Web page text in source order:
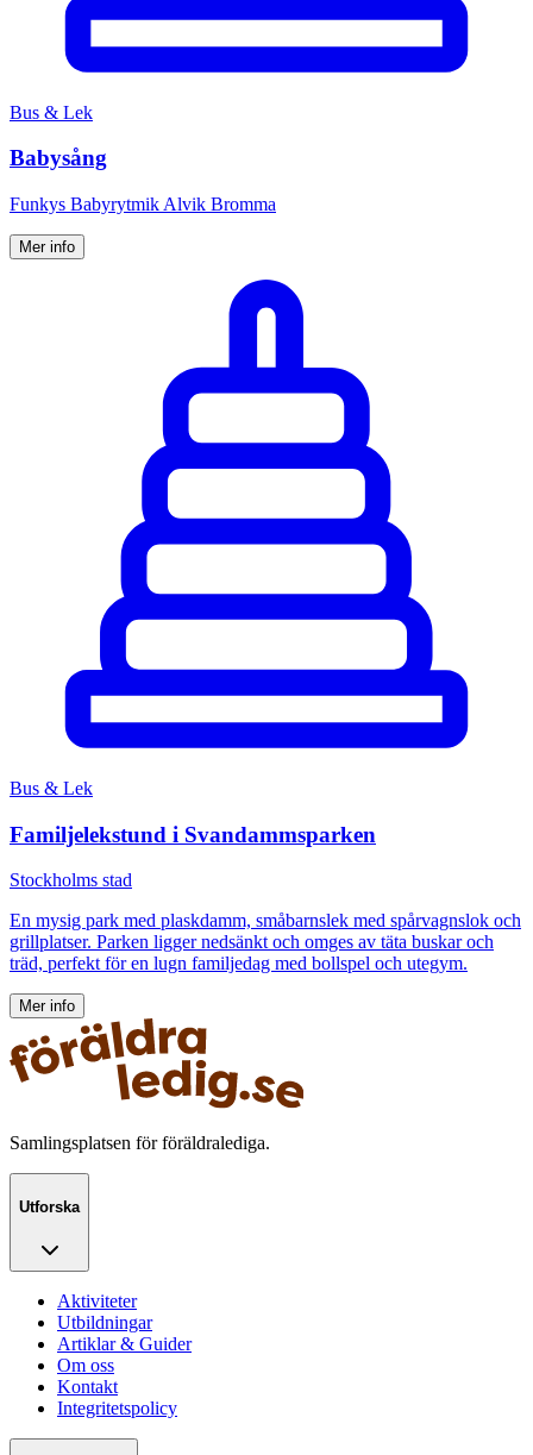
Bus & Lek
Babysång
Funkys Babyrytmik Alvik Bromma
Mer info
Bus & Lek
Familjelekstund i Svandammsparken
Stockholms stad
En mysig park med plaskdamm, småbarnslek med spårvagnslok och
grillplatser. Parken ligger nedsänkt och omges av täta buskar och
träd, perfekt för en lugn familjedag med bollspel och utegym.
Mer info
Samlingsplatsen för föräldralediga.
Utforska
Aktiviteter
Utbildningar
Artiklar & Guider
Om oss
Kontakt
Integritetspolicy